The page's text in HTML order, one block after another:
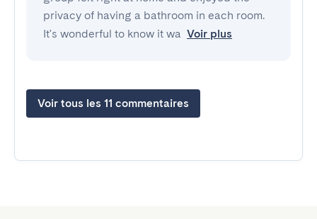
privacy of having a bathroom in each room.
It's wonderful to know it wa Voir plus
Voir tous les 11 commentaires